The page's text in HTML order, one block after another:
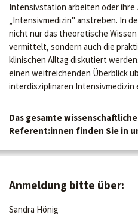
Intensivstation arbeiten oder ihre
„Intensivmedizin" anstreben. In
nicht nur das theoretische
vermittelt, sondern auch die
klinischen Alltag diskutiert
einen weitreichenden Überblick
interdisziplinären Intensivmedizin
Das gesamte
Referent:innen finden Sie in
Anmeldung bitte über:
Sandra Hönig